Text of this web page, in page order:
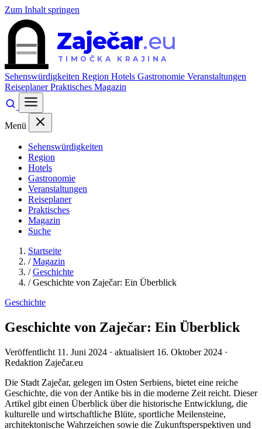
Zum Inhalt springen
Zaječar.eu
TIMOČKA KRAJINA
Sehenswürdigkeiten Region Hotels Gastronomie Veranstaltungen
ReiseplanerPraktisches Magazin
Menü
Sehenswürdigkeiten
Region
Hotels
Gastronomie
Veranstaltungen
Reiseplaner
Praktisches
Magazin
Suche
Startseite
/ Magazin
/ Geschichte
/ Geschichte von Zaječar: Ein Überblick
Geschichte
Geschichte von Zaječar: Ein Überblick
Veröffentlicht 11. Juni 2024 · aktualisiert 16. Oktober 2024 ·
Redaktion Zaječar.eu
Die Stadt Zaječar, gelegen im Osten Serbiens, bietet eine reiche
Geschichte, die von der Antike bis in die moderne Zeit reicht. Dieser
Artikel gibt einen Überblick über die historische Entwicklung, die
kulturelle und wirtschaftliche Blüte, sportliche Meilensteine,
architektonische Wahrzeichen sowie die Zukunftsperspektiven und